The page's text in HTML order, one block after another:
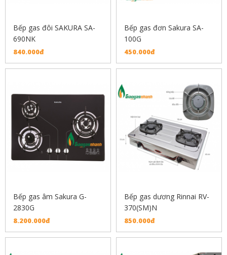
Bếp gas đôi SAKURA SA-
690NK
840.000đ
Bếp gas đơn Sakura SA-
100G
450.000đ
Bếp gas âm Sakura G-
2830G
8.200.000đ
Bếp gas dương Rinnai RV-
370(SM)N
850.000đ